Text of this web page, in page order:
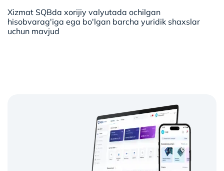
Xizmat SQBda xorijiy valyutada ochilgan
hisobvarag'iga ega bo'lgan barcha yuridik shaxslar
uchun mavjud